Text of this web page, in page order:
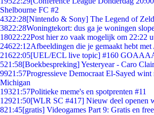
Shelbourne FC #2
4322:28[Nintendo & Sony] The Legend of
3822:28Woningtekort: dus ga je woningen
18022:22Post hier zo vaak mogelijk om 22:22
24622:12Afbeeldingen die je gemaakt hebt
21622:05[UEL/ECL live topic] #160
521:58[Boekbespreking] Yesteryear - Caro
9921:57Progressieve Democraat El-Sayed
Michigan
19321:57Politieke meme's en spotprenten #11
12921:50[WLR SC #417] Nieuw deel openen
821:45[gratis] Videogames Part 9: Gratis en